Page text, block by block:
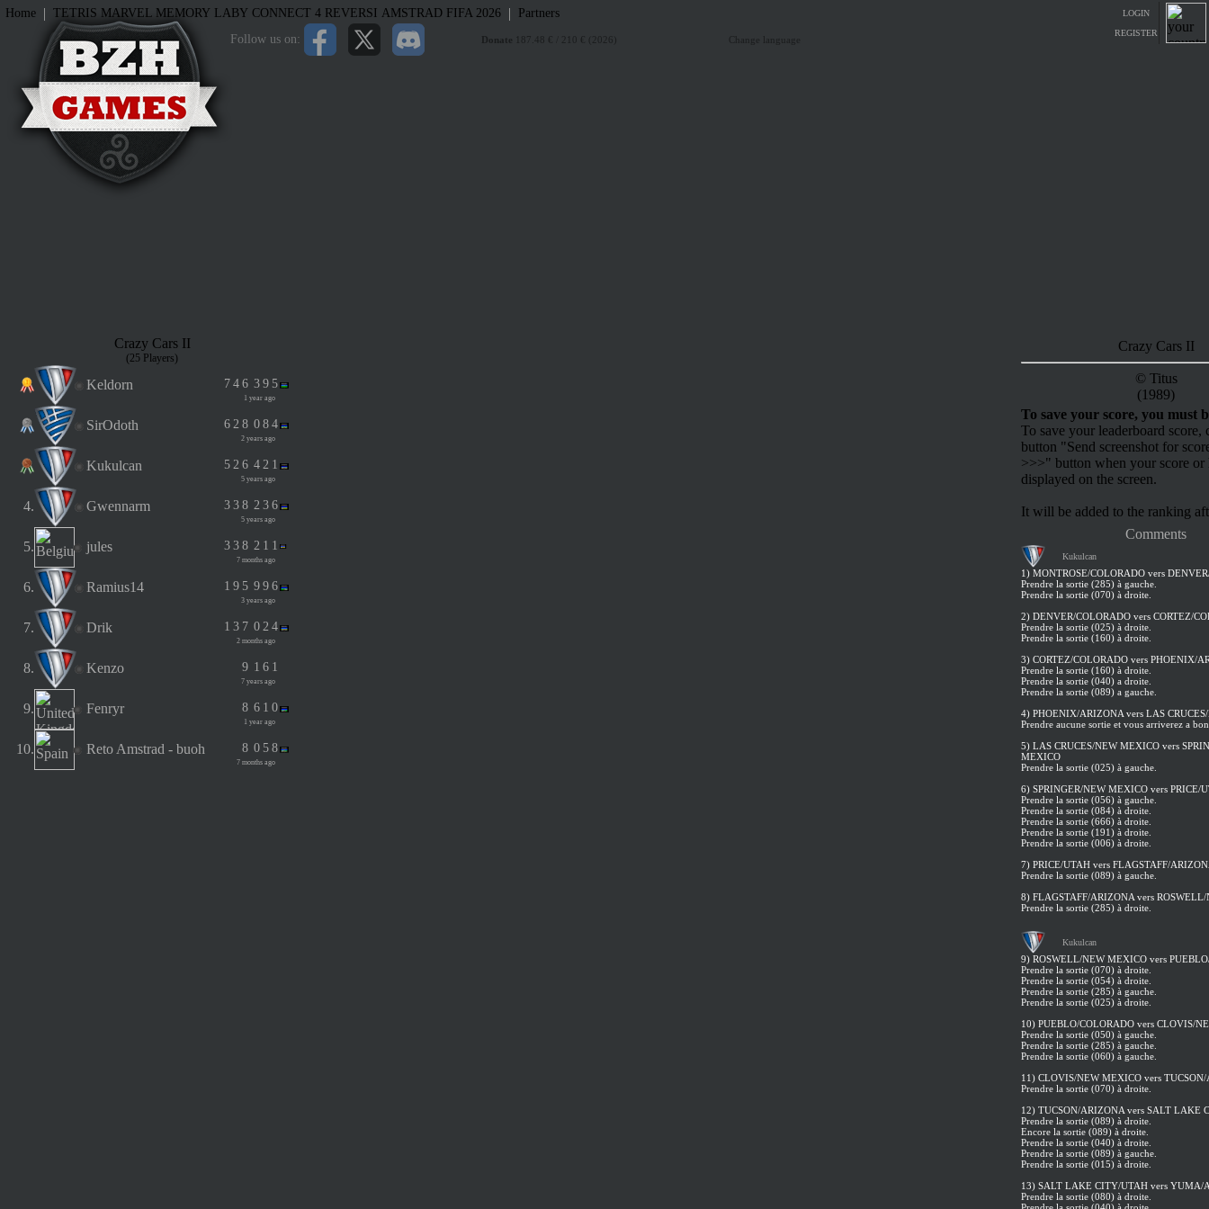
Follow us on: Donate 187.48 € / 210 € (2026) Change language
Home | TETRIS MARVEL MEMORY LABY CONNECT 4 REVERSI AMSTRAD FIFA 2026 | Partners
Crazy Cars II
(25 Players)
Keldorn 7 4 6 3 9 5
1 year ago
SirOdoth 6 2 8 0 8 4
2 years ago
Kukulcan 5 2 6 4 2 1
5 years ago
4. Gwennarm 3 3 8 2 3 6
5 years ago
5. jules 3 3 8 2 1 1
7 months ago
6. Ramius14 1 9 5 9 9 6
3 years ago
7. Drik 1 3 7 0 2 4
2 months ago
8. Kenzo 9 1 6 1
7 years ago
9. Fenryr 8 6 1 0
1 year ago
10. Reto Amstrad - buoh 8 0 5 8
7 months ago
Crazy Cars II
© Titus
(1989)
To save your score, you must
To save your leaderboard score,
button "Send screenshot for
>>>" button when your score or
displayed on the screen.
It will be added to the ranking
Comments
Kukulcan
1) MONTROSE/COLORADO vers
Prendre la sortie (285) à gauche.
Prendre la sortie (070) à droite.
2) DENVER/COLORADO vers CORTEZ/
Prendre la sortie (025) à droite.
Prendre la sortie (160) à droite.
3) CORTEZ/COLORADO vers PHOENIX/
Prendre la sortie (160) à droite.
Prendre la sortie (040) a droite.
Prendre la sortie (089) a gauche.
4) PHOENIX/ARIZONA vers LAS
Prendre aucune sortie et vous arriverez a
5) LAS CRUCES/NEW MEXICO vers
MEXICO
Prendre la sortie (025) à gauche.
6) SPRINGER/NEW MEXICO vers PRICE/
Prendre la sortie (056) à gauche.
Prendre la sortie (084) à droite.
Prendre la sortie (666) à droite.
Prendre la sortie (191) à droite.
Prendre la sortie (006) à droite.
7) PRICE/UTAH vers FLAGSTAFF/
Prendre la sortie (089) à gauche.
8) FLAGSTAFF/ARIZONA vers
Prendre la sortie (285) à droite.
Kukulcan
9) ROSWELL/NEW MEXICO vers
Prendre la sortie (070) à droite.
Prendre la sortie (054) à droite.
Prendre la sortie (285) à gauche.
Prendre la sortie (025) à droite.
10) PUEBLO/COLORADO vers CLOVIS/
Prendre la sortie (050) à gauche.
Prendre la sortie (285) à gauche.
Prendre la sortie (060) à gauche.
11) CLOVIS/NEW MEXICO vers
Prendre la sortie (070) à droite.
12) TUCSON/ARIZONA vers SALT LAKE
Prendre la sortie (089) à droite.
Encore la sortie (089) à droite.
Prendre la sortie (040) à droite.
Prendre la sortie (089) à gauche.
Prendre la sortie (015) à droite.
13) SALT LAKE CITY/UTAH vers YUMA/
Prendre la sortie (080) à droite.
LOGIN
REGISTER